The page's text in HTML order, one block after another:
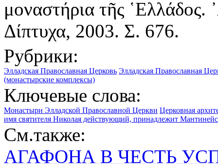
μοναστήρια τῆς
Δίπτυχα, 2003. Σ. 676.
Рубрики:
Элладская Православная Церковь Элладская Православная
(монастырские комплексы)
Ключевые слова:
Монастыри Элладской Православной Церкви Церковная
имя святителя Николая действующий, принадлежит
См.также:
АГАФОНА В ЧЕСТЬ